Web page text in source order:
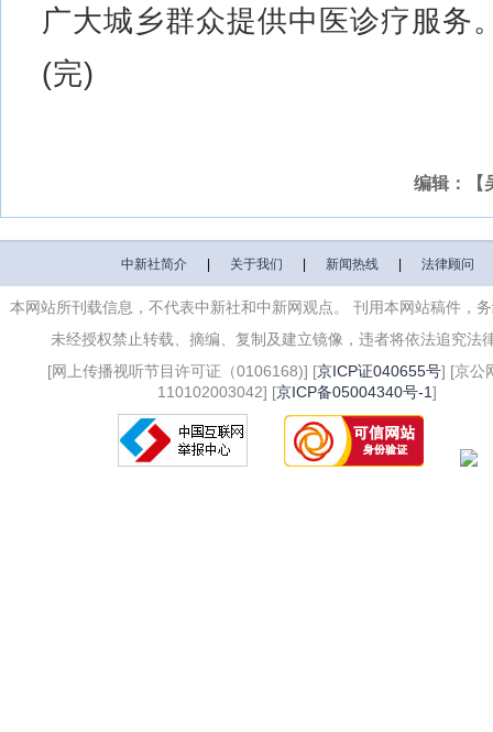
广大城乡群众提供中医诊疗服务
(完)
编辑：【
中新社简介| 关于我们 新闻热线| 法律顾问
本网站所刊载信息，不代表中新社和中新网观点。 刊用本网站稿件，
未经授权禁止转载、摘编、复制及建立镜像，违者将依法追究法
[网上传播视听节目许可证（0106168)] [京ICP证040655号] [京公
110102003042] [京ICP备05004340号-1]